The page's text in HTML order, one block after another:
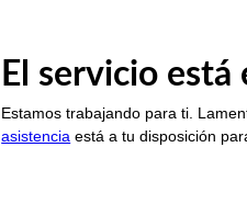
El servicio
Estamos trabajando para ti.
asistencia está a tu disposición